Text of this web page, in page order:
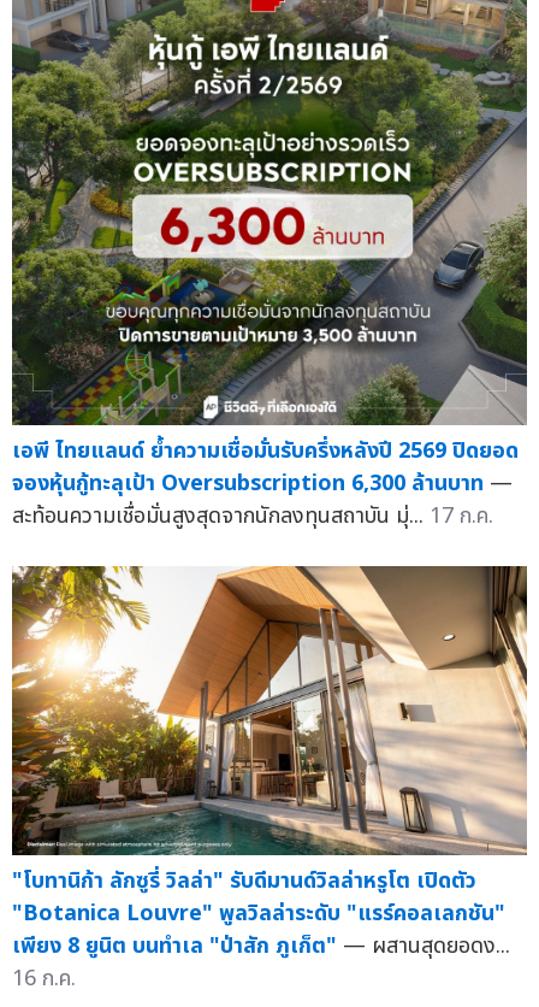
เอพี ไทยแลนด์ ย้ำความเชื่อมั่นรับครึ่งหลังปี 2569 ปิดยอด
จองหุ้นกู้ทะลุเป้า Oversubscription 6,300 ล้านบาท —
สะท้อนความเชื่อมั่นสูงสุดจากนักลงทุนสถาบัน มุ่... 17 ก.ค.
"โบทานิก้า ลักซูรี่ วิลล่า" รับดีมานด์วิลล่าหรูโต เปิดตัว
"Botanica Louvre" พูลวิลล่าระดับ "แรร์คอลเลกชัน"
เพียง 8 ยูนิต บนทำเล "ป่าสัก ภูเก็ต" — ผสานสุดยอดง...
16 ก.ค.